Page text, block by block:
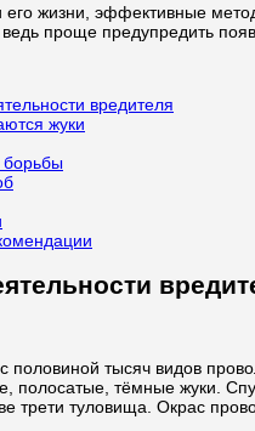
его жизни, эффективные
проще предупредить
вредителя
жуки
тысяч видов
полосатые, тёмные жуки.
трети туловища. Окрас